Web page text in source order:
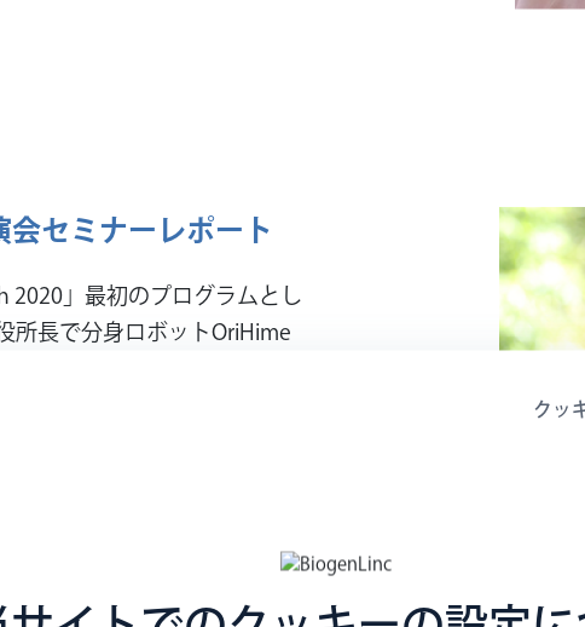
クッ
セミナーレポート
2020」最初のプログラムとし
所長で分身ロボットOriHime
インイベントを開催しまし
な働き方、社会とのつなが
よる基調講演とSMA当事者を
構成で行われたものです。